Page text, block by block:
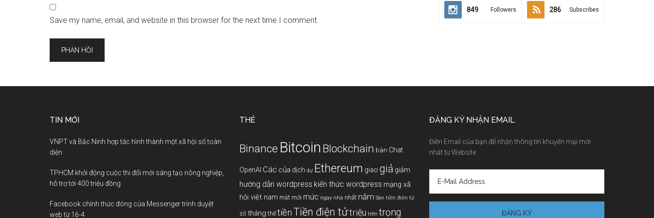
Save my name, email, and website in this browser for the next time I comment.
849 Followers 286 Subscribes
TIN MỚI
VNPT và Bắc Ninh hợp tác hình thành một xã hội số toàn
diện
TPHCM khởi động cuộc thi đổi mới sáng tạo nông nghiệp,
hỗ trợ tới 400 triệu đồng
Facebook chính thức đóng cửa Messenger trình duyệt
web từ 16-4
THẺ
Binance Bitcoin Blockchain bàn Chat
OpenAI Các của dịch dự Ethereum giao giả giảm
hướng dẫn wordpress kiến thức wordpress mạng xã
hội việt nam mật mới mức ngay nhà nhất năm Sàn tiền điện tử
số tháng thế tiềnTiền điện tửtriệu trên trọng
ĐĂNG KÝ NHẬN EMAIL
Điền Email của bạn để nhận thông tin khuyến mại mới
nhất từ Website